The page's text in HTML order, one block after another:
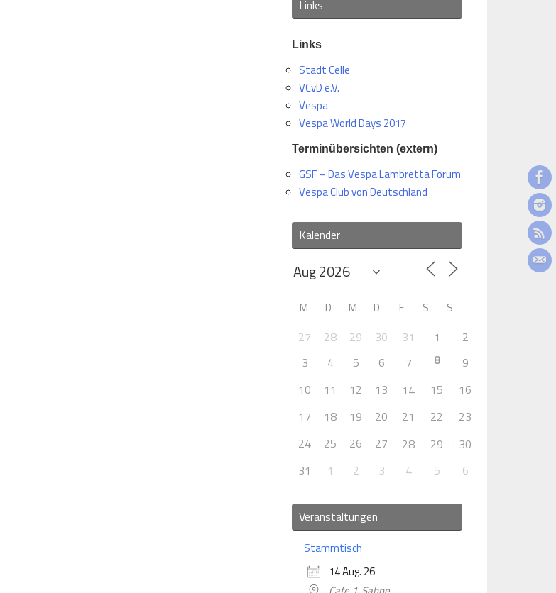
Links
Links
Stadt Celle
VCvD e.V.
Vespa
Vespa World Days 2017
Terminübersichten (extern)
GSF – Das Vespa Lambretta Forum
Vespa Club von Deutschland
Kalender
M D M D F S S
27 28 29 30 31 1
2
3
4 5 6 7 8
9
10
11 12 13 14 15
16
17
18 19 20 21 22
23
24
25 26 27 28 29
30
31
1 2 3 4 5 6
Veranstaltungen
Stammtisch
14 Aug. 26